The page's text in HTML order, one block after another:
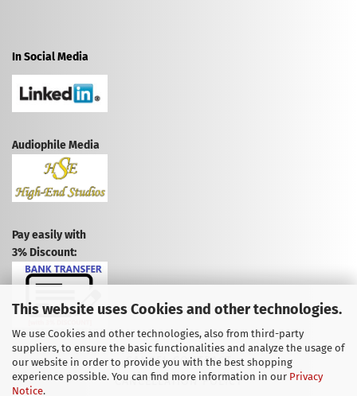
This website uses Cookies and other technologies.
We use Cookies and other technologies, also from third-party
suppliers, to ensure the basic functionalities and analyze the usage of
our website in order to provide you with the best shopping
experience possible. You can find more information in our Privacy
Notice.
In Social Media
Audiophile Media
Pay easily with
3% Discount:
CANCEL CONTRACT
CANCELLATION POLICY